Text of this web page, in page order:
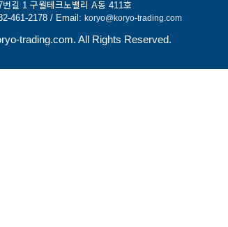
길 1 구월테크노밸리 A동 411호
461-2178 / Email: koryo@koryo-trading.com
trading.com. All Rights Reserved.